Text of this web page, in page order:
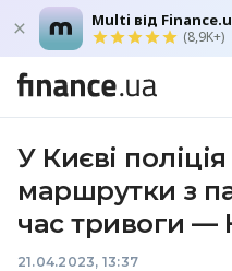
Multi від
(8,9K+)
У Києві
маршрутки з
час тривоги
21.04.2023, 13:37